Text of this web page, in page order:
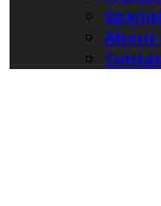
About